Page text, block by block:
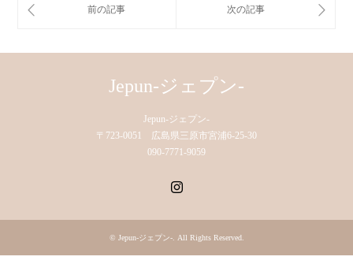
Jepun-ジェプン-
Jepun-ジェプン-
〒723-0051 広島県三原市宮浦6-25-30
090-7771-9059
© Jepun-ジェプン-. All Rights Reserved.